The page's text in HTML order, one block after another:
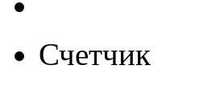
Счетчик